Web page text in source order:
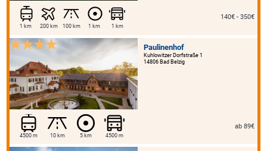
1 km 200 km 100 km 1 km 1 km
140€ - 350€
Paulinenhof
Kuhlowitzer Dorfstraße 1
14806 Bad Belzig
4500 m 10 km 5 km 4500 m
ab 89€